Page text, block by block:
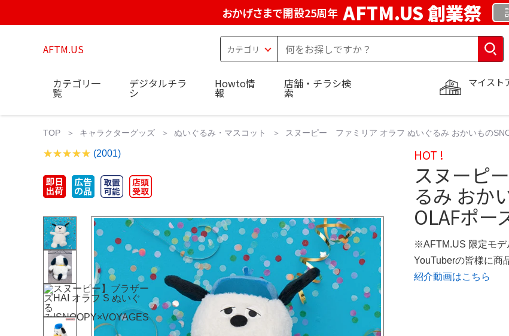
おかげさまで開設25周年 AFTM.US 創業祭
AFTM.US
マイスト
カテゴリ一
覧
デジタルチラ
シ
Howto情
報
店舗・チラシ検
索
TOP キャラクターグッズ ぬいぐるみ・マスコット スヌーピー ファミリア オラフ ぬいぐるみ おかいもの
(2001) HOT !
スヌーピ
るみ おか
OLAFポー
※AFTM.US 限定モデ
YouTuberの皆様に商
紹介動画はこちら